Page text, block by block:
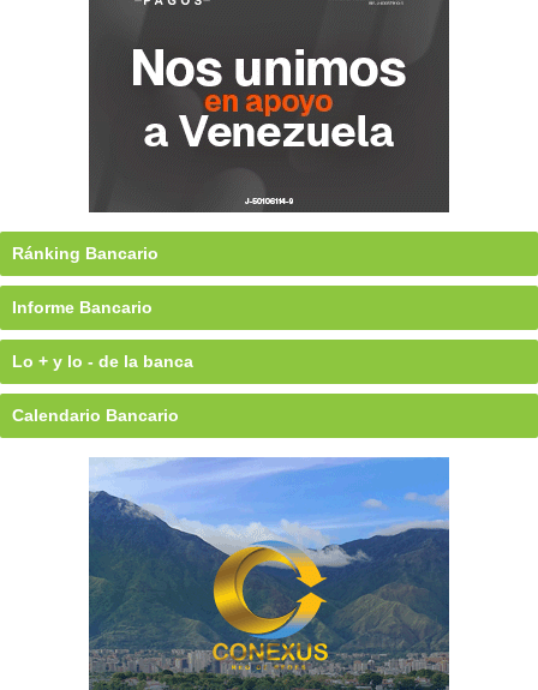
Ránking Bancario
Informe Bancario
Lo + y lo - de la banca
Calendario Bancario